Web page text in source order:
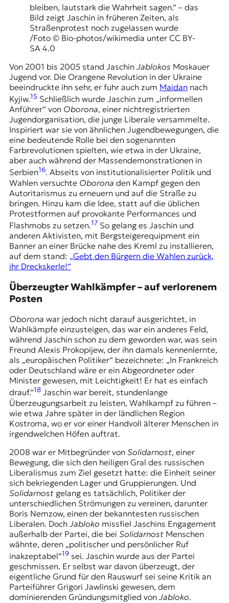
bleiben, lautstark die Wahrheit sagen.“ – das
Bild zeigt Jaschin in früheren Zeiten, als
Straßenprotest noch zugelassen wurde
/Foto © Bio-photos/wikimedia unter CC BY-
SA 4.0
Von 2001 bis 2005 stand Jaschin Jablokos Moskauer
Jugend vor. Die Orangene Revolution in der Ukraine
beeindruckte ihn sehr, er fuhr auch zum Maidannach
Kyjiw.15 Schließlich wurde Jaschin zum „informellen
Anführer“ von Oborona, einer nichtregistrierten
Jugendorganisation, die junge Liberale versammelte.
Inspiriert war sie von ähnlichen Jugendbewegungen, die
eine bedeutende Rolle bei den sogenannten
Farbrevolutionen spielten, wie etwa in der Ukraine,
aber auch während der Massendemonstrationen in
Serbien16. Abseits von institutionalisierter Politik und
Wahlen versuchte Oborona den Kampf gegen den
Autoritarismus zu erneuern und auf die Straße zu
bringen. Hinzu kam die Idee, statt auf die üblichen
Protestformen auf provokante Performances und
Flashmobs zu setzen.17 So gelang es Jaschin und
anderen Aktivisten, mit Bergsteigerequipment ein
Banner an einer Brücke nahe des Kreml zu installieren,
auf dem stand: „Gebt den Bürgern die Wahlen zurück,
ihr Dreckskerle!“
Überzeugter Wahlkämpfer – auf verlorenem
Posten
Oborona war jedoch nicht darauf ausgerichtet, in
Wahlkämpfe einzusteigen, das war ein anderes Feld,
während Jaschin schon zu dem geworden war, was sein
Freund Alexis Prokopijew, der ihn damals kennenlernte,
als „europäischen Politiker“ bezeichnete: „In Frankreich
oder Deutschland wäre er ein Abgeordneter oder
Minister gewesen, mit Leichtigkeit! Er hat es einfach
drauf.“18Jaschin war bereit, stundenlange
Überzeugungsarbeit zu leisten, Wahlkampf zu führen –
wie etwa Jahre später in der ländlichen Region
Kostroma, wo er vor einer Handvoll älterer Menschen in
irgendwelchen Höfen auftrat.
2008 war er Mitbegründer von Solidarnost, einer
Bewegung, die sich den heiligen Gral des russischen
Liberalismus zum Ziel gesetzt hatte: die Einheit seiner
sich bekriegenden Lager und Gruppierungen. Und
Solidarnost gelang es tatsächlich, Politiker der
unterschiedlichen Strömungen zu vereinen, darunter
Boris Nemzow, einen der bekanntesten russischen
Liberalen. Doch Jabloko missfiel Jaschins Engagement
außerhalb der Partei, die bei Solidarnost Menschen
wähnte, deren „politischer und persönlicher Ruf
inakzeptabel“19sei. Jaschin wurde aus der Partei
geschmissen. Er selbst war davon überzeugt, der
eigentliche Grund für den Rauswurf sei seine Kritik an
Parteiführer Grigori Jawlinski gewesen, dem
dominierenden Gründungsmitglied vonJabloko.